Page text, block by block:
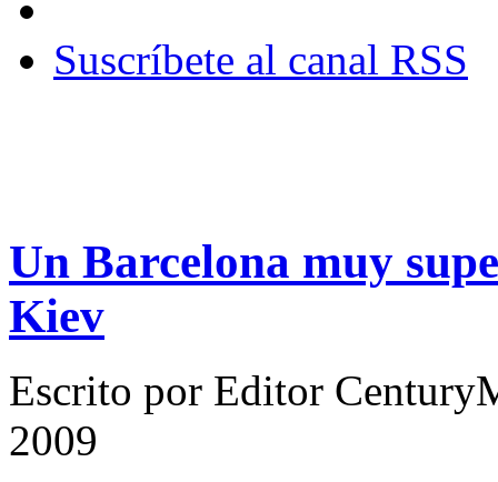
Suscríbete al canal RSS
Un Barcelona muy
Kiev
Escrito por Editor
2009